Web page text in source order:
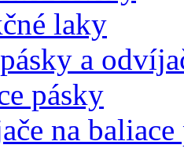
laky
a
pásky
na baliace